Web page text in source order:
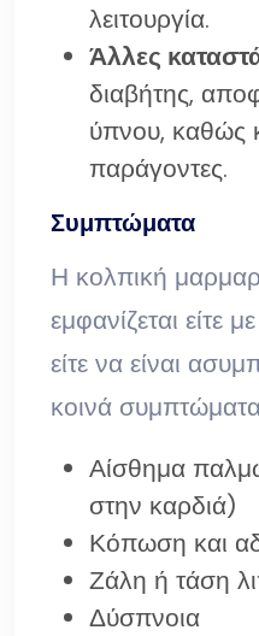
λειτουργία.
Άλλες
διαβήτης,
ύπνου, καθώς
παράγοντες.
Συμπτώματα
Η κολπική
εμφανίζεται είτε
είτε να είναι
κοινά
Αίσθημα
στην καρδιά)
Κόπωση και
Ζάλη ή τάση
Δύσπνοια